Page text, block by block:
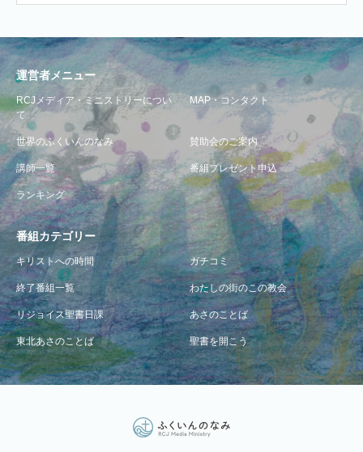
運営者メニュー
RCJメディア・ミニストリーについ
て
MAP・コンタクト
世界のふくいんのなみ 賛助会のご案内
講師一覧 番組プレゼント申込
ランキング
番組カテゴリー
キリストへの時間 ガチコミ
終了番組一覧 わたしの街のこの教会
リジョイス聖書日課 あさのことば
東北あさのことば 聖書を開こう